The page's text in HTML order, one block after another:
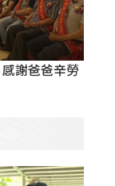
謝爸爸辛勞